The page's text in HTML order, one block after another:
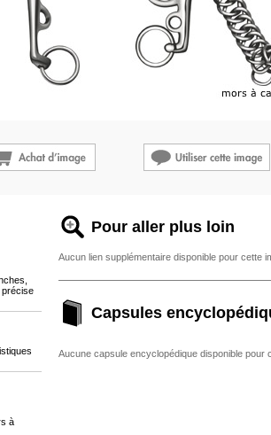
précise
à
Pour aller plus loin
Aucun lien supplémentaire disponible pour cette
Capsules
Aucune capsule encyclopédique disponible pour